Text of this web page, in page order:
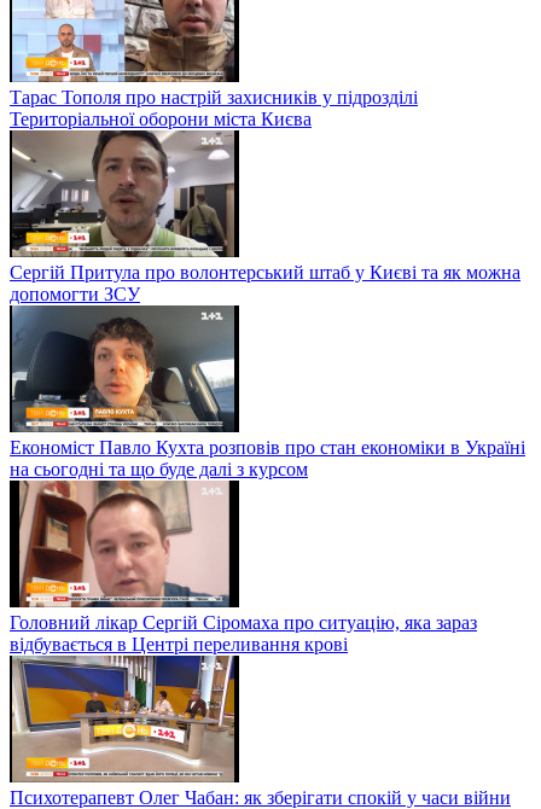
Тарас Тополя про настрій захисників у підрозділі
Територіальної оборони міста Києва
Сергій Притула про волонтерський штаб у Києві та як можна
допомогти ЗСУ
Економіст Павло Кухта розповів про стан економіки в Україні
на сьогодні та що буде далі з курсом
Головний лікар Сергій Сіромаха про ситуацію, яка зараз
відбувається в Центрі переливання крові
Психотерапевт Олег Чабан: як зберігати спокій у часи війни